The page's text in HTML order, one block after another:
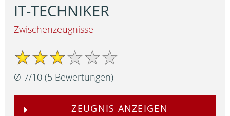
IT-TECHNIKER
Zwischenzeugnisse
Ø 7/10 (5 Bewertungen)
ZEUGNIS ANZEIGEN